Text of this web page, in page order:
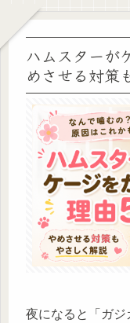
ハムスターが
めさせる対策
夜になると「ガ